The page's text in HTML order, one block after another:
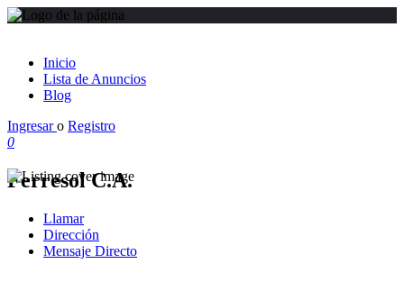
Inicio
Lista de Anuncios
Blog
Ingresaro Registro
0
Ferresol C.A.
Llamar
Dirección
Mensaje Directo